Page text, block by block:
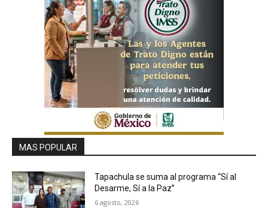
MAS POPULAR
Tapachula se suma al programa “Sí al
Desarme, Sí a la Paz”
6 agosto, 2026